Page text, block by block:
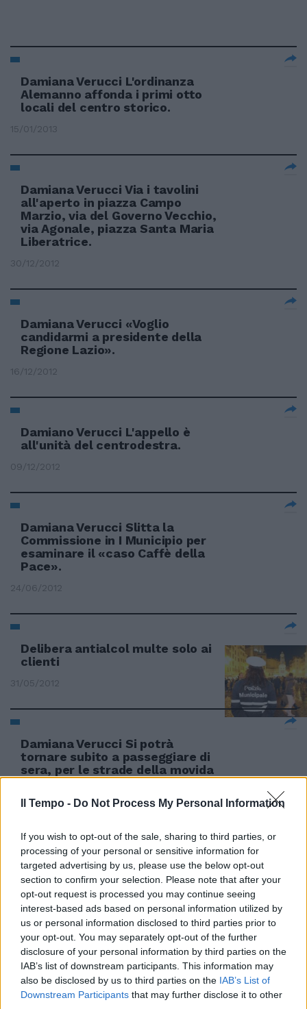
Il Tempo - Do Not Process My Personal Information
If you wish to opt-out of the sale, sharing to third parties, or
processing of your personal or sensitive information for
targeted advertising by us, please use the below opt-out
section to confirm your selection. Please note that after your
opt-out request is processed you may continue seeing
interest-based ads based on personal information utilized by
us or personal information disclosed to third parties prior to
your opt-out. You may separately opt-out of the further
disclosure of your personal information by third parties on the
IAB’s list of downstream participants. This information may
also be disclosed by us to third parties on the IAB’s List of
Downstream Participants that may further disclose it to other
Damiana Verucci L'ordinanza
Alemanno affonda i primi otto
locali del centro storico.
15/01/2013
Damiana Verucci Via i tavolini
all'aperto in piazza Campo
Marzio, via del Governo Vecchio,
via Agonale, piazza Santa Maria
Liberatrice.
30/12/2012
Damiana Verucci «Voglio
candidarmi a presidente della
Regione Lazio».
16/12/2012
Damiano Verucci L'appello è
all'unità del centrodestra.
09/12/2012
Damiana Verucci Slitta la
Commissione in I Municipio per
esaminare il «caso Caffè della
Pace».
24/06/2012
Delibera antialcol multe solo ai
clienti
31/05/2012
Damiana Verucci Si potrà
tornare subito a passeggiare di
sera, per le strade della movida
capitolina, con una bottiglia di
birra in mano e acquistare
alcolici dopo le 23.
Damiana Verucci Un tecnico per
il certificato di agibilità del
locale, un altro che certifica
l'insonorizzazione, un altro
ancora per la planimetria, uno
per gli adempimenti in materia
igienico-sanitaria e uno per il
certificato di prevenzio